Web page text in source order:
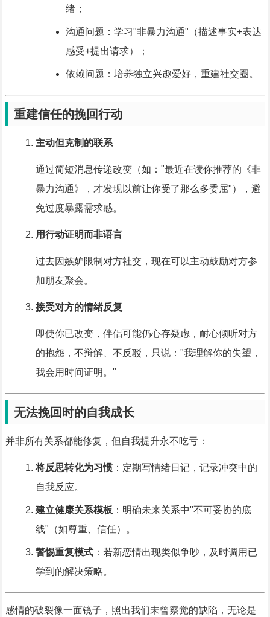
绪；
沟通问题：学习"非暴力沟通"（描述事实+表达
感受+提出请求）；
依赖问题：培养独立兴趣爱好，重建社交圈。
重建信任的挽回行动
主动但克制的联系
通过简短消息传递改变（如："最近在读你推荐的《非
暴力沟通》，才发现以前让你受了那么多委屈"），避
免过度暴露需求感。
用行动证明而非语言
过去因嫉妒限制对方社交，现在可以主动鼓励对方参
加朋友聚会。
接受对方的情绪反复
即使你已改变，伴侣可能仍心存疑虑，耐心倾听对方
的抱怨，不辩解、不反驳，只说："我理解你的失望，
我会用时间证明。"
无法挽回时的自我成长
并非所有关系都能修复，但自我提升永不吃亏：
将反思转化为习惯：定期写情绪日记，记录冲突中的
自我反应。
建立健康关系模板：明确未来关系中"不可妥协的底
线"（如尊重、信任）。
警惕重复模式：若新恋情出现类似争吵，及时调用已
学到的解决策略。
感情的破裂像一面镜子，照出我们未曾察觉的缺陷，无论是